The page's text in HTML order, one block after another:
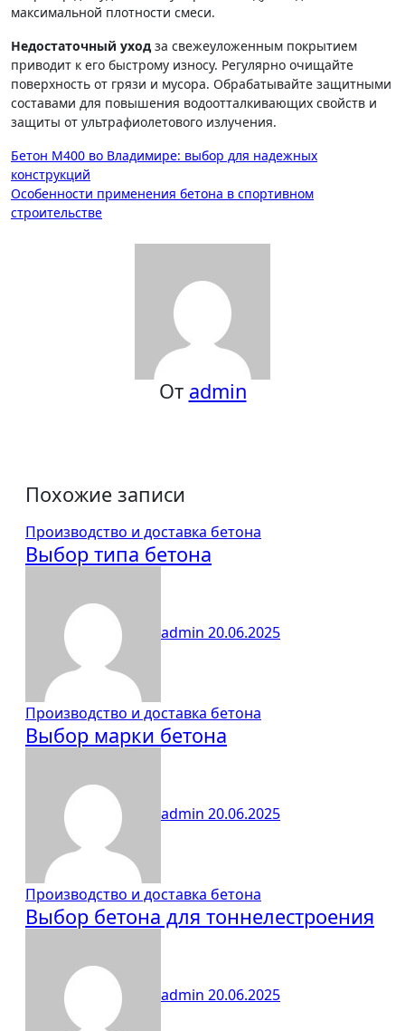
максимальной плотности смеси.
Недостаточный уход за свежеуложенным покрытием
приводит к его быстрому износу. Регулярно очищайте
поверхность от грязи и мусора. Обрабатывайте защитными
составами для повышения водоотталкивающих свойств и
защиты от ультрафиолетового излучения.
Навигация
по
записям
Бетон М400 во Владимире: выбор для надежных
конструкций
Особенности применения бетона в спортивном
строительстве
От admin
Похожие записи
Производство и доставка бетона
Выбор типа бетона
admin 20.06.2025
Производство и доставка бетона
Выбор марки бетона
admin 20.06.2025
Производство и доставка бетона
Выбор бетона для тоннелестроения
admin 20.06.2025